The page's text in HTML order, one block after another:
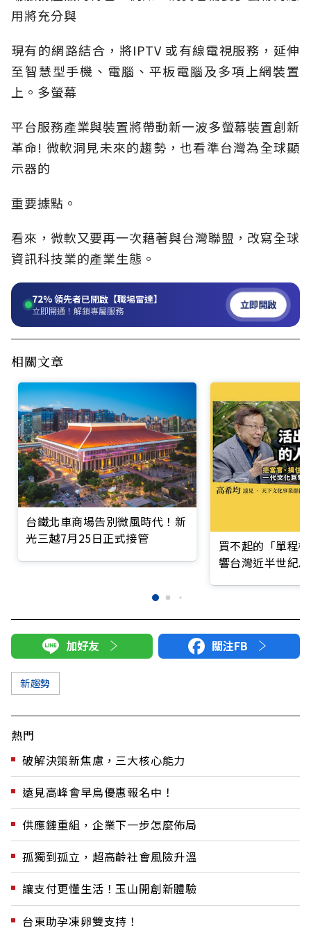
用將充分與
現有的網路結合，將IPTV 或有線電視服務，延伸
至智慧型手機、電腦、平板電腦及多項上網裝置
上。多螢幕
平台服務產業與裝置將帶動新一波多螢幕裝置創新
革命! 微軟洞見未來的趨勢，也看準台灣為全球顯
示器的
重要據點。
看來，微軟又要再一次藉著與台灣聯盟，改寫全球
資訊科技業的產業生態。
72%領先者已開啟【職場雷達】
立即開通！解鎖專屬服務 立即開啟
相關文章
台鐵北車商場告別微風時代！新
光三越7月25日正式接管
買不起的「單程
響台灣近半世紀
加好友 關注FB
新趨勢
熱門
破解決策新焦慮，三大核心能力
遠見高峰會早鳥優惠報名中！
供應鏈重組，企業下一步怎麼佈局
孤獨到孤立，超高齡社會風險升溫
讓支付更懂生活！玉山開創新體驗
台東助孕凍卵雙支持！